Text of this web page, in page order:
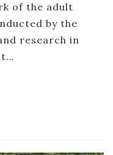
of the adult
by the
research in